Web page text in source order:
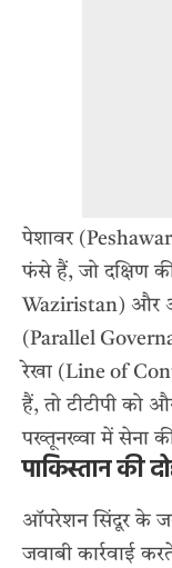
पेशावर
फंसे हैं, जो दक्षिण
Waziristan) और
(Parallel
रेखा (Line of
हैं, तो टीटीपी को
पख्तूनख्वा में सेना
पाकिस्तान की
ऑपरेशन सिंदूरके
जवाबी कार्रवाई